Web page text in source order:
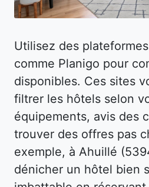
Utilisez des
comme Planigo pour
disponibles. Ces sites
filtrer les hôtels selon
équipements, avis des
trouver des offres pas
exemple, à Ahuillé
dénicher un hôtel bien